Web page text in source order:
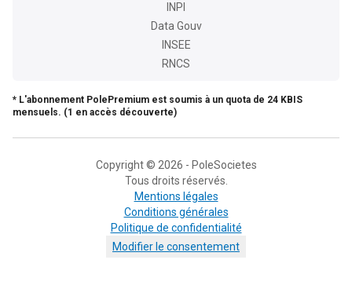
INPI
Data Gouv
INSEE
RNCS
* L'abonnement PolePremium est soumis à un quota de 24 KBIS
mensuels. (1 en accès découverte)
Copyright © 2026 - PoleSocietes
Tous droits réservés.
Mentions légales
Conditions générales
Politique de confidentialité
Modifier le consentement